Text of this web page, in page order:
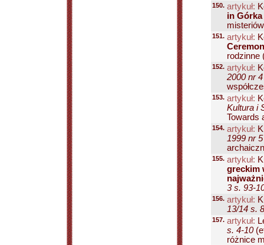
150. artykuł:
in
151. artykuł:
rodzinne
152. artykuł:
2000 nr
153. artykuł:
Kultura i
Towards
154. artykuł:
1999 nr
155. artykuł:
greckim
3 s. 93-
156. artykuł:
13/14 s.
157. artykuł:
s. 4-10
różnice